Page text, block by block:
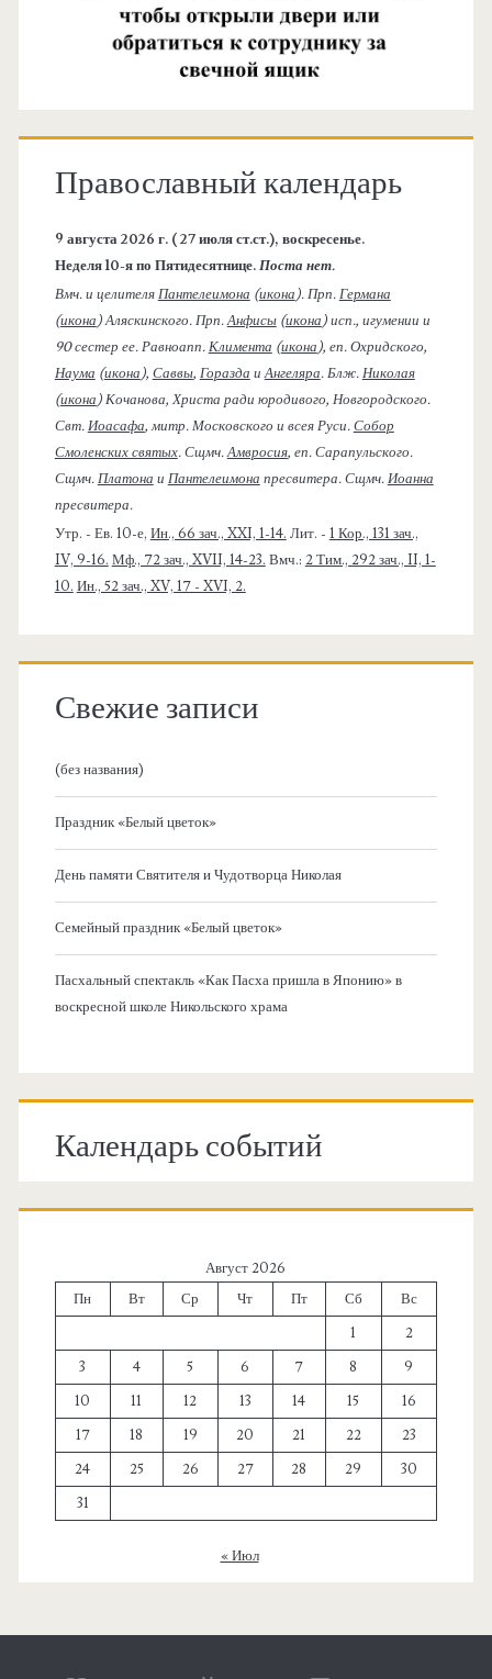
Православный календарь
9 августа 2026 г. ( 27 июля ст.ст.), воскресенье.
Неделя 10-я по Пятидесятнице.Поста нет.
Вмч. и целителяПантелеимона (икона). Прп.Германа
(икона) Аляскинского. Прп.Анфисы(икона) исп., игумении и
90 сестер ее. Равноапп.Климента (икона), еп. Охридского,
Наума (икона), Саввы, Горазда иАнгеляра. Блж.Николая
(икона) Кочанова, Христа ради юродивого, Новгородского.
Свт.Иоасафа, митр. Московского и всея Руси.Собор
Смоленских святых. Сщмч.Амвросия, еп. Сарапульского.
Сщмч.Платона и Пантелеимона пресвитера. Сщмч.Иоанна
пресвитера.
Утр. - Ев. 10-е, Ин., 66 зач., XXI, 1-14. Лит. - 1 Кор., 131 зач.,
IV, 9-16. Мф., 72 зач., XVII, 14-23. Вмч.: 2 Тим., 292 зач., II, 1-
10. Ин., 52 зач., XV, 17 - XVI, 2.
Свежие записи
(без названия)
Праздник «Белый цветок»
День памяти Святителя и Чудотворца Николая
Семейный праздник «Белый цветок»
Пасхальный спектакль «Как Пасха пришла в Японию» в
воскресной школе Никольского храма
Календарь событий
Август 2026
Пн
Вт Ср Чт Пт Сб
Вс
1
2
3
4 5 6 7 8
9
10
11 12 13 14 15
16
17
18 19 20 21 22
23
24
25 26 27 28 29
30
31
« Июл